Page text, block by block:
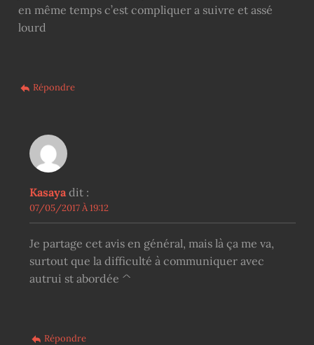
en même temps c’est compliquer a suivre et assé
lourd
Répondre
Kasaya dit :
07/05/2017 À 19:12
Je partage cet avis en général, mais là ça me va,
surtout que la difficulté à communiquer avec
autrui st abordée ^
Répondre